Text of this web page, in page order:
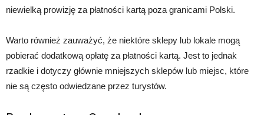
niewielką prowizję za płatności kartą poza granicami Polski.
Warto również zauważyć, że niektóre sklepy lub lokale mogą
pobierać dodatkową opłatę za płatności kartą. Jest to jednak
rzadkie i dotyczy głównie mniejszych sklepów lub miejsc, które
nie są często odwiedzane przez turystów.